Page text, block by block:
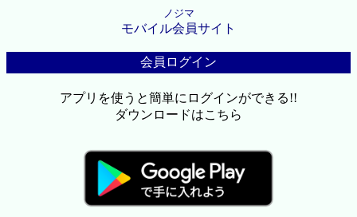
ノジマ
モバイル会員サイト
会員ログイン
アプリを使うと簡単にログインができる!!
ダウンロードはこちら